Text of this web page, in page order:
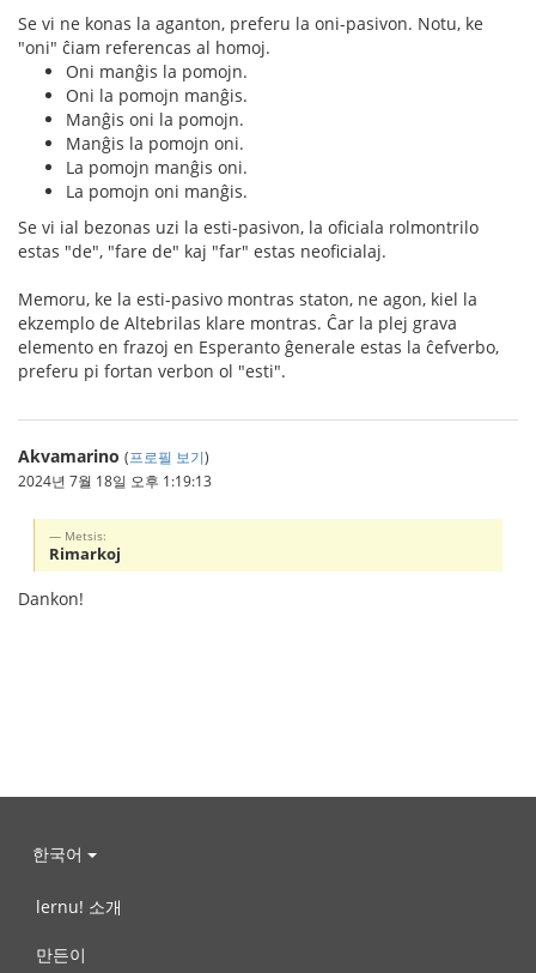
Se vi ne konas la aganton, preferu la oni-pasivon. Notu, ke
"oni" ĉiam referencas al homoj.
Oni manĝis la pomojn.
Oni la pomojn manĝis.
Manĝis oni la pomojn.
Manĝis la pomojn oni.
La pomojn manĝis oni.
La pomojn oni manĝis.
Se vi ial bezonas uzi la esti-pasivon, la oficiala rolmontrilo
estas "de", "fare de" kaj "far" estas neoficialaj.
Memoru, ke la esti-pasivo montras staton, ne agon, kiel la
ekzemplo de Altebrilas klare montras. Ĉar la plej grava
elemento en frazoj en Esperanto ĝenerale estas la ĉefverbo,
preferu pi fortan verbon ol "esti".
Akvamarino (프로필 보기)
2024년 7월 18일 오후 1:19:13
Metsis:
Rimarkoj
Dankon!
한국어
lernu! 소개
만든이